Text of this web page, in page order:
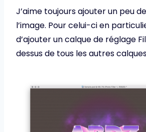
J’aime toujours ajouter un peu
l’image. Pour celui-ci en
d’ajouter un calque de réglage
dessus de tous les autres